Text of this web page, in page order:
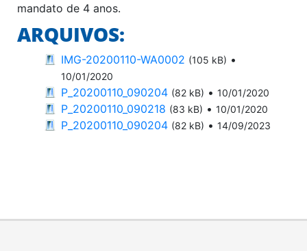
mandato de 4 anos.
ARQUIVOS:
IMG-20200110-WA0002 (105 kB) •
10/01/2020
P_20200110_090204 (82 kB) • 10/01/2020
P_20200110_090218 (83 kB) • 10/01/2020
P_20200110_090204 (82 kB) • 14/09/2023